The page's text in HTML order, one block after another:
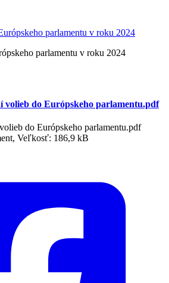
parlamentu v roku 2024
volieb do Európskeho parlamentu.pdf
do Európskeho parlamentu.pdf
Veľkosť: 186,9 kB